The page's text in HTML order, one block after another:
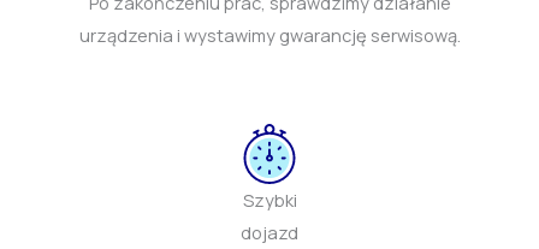
urządzenia i wystawimy gwarancję serwisową.
Szybki
dojazd